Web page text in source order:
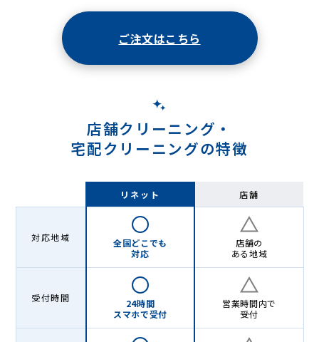
ご注文はこちら
店舗クリーニング・
宅配クリーニングの特徴
リネット 店舗
対応地域
全国どこでも
対応
店舗の
ある地域
受付時間
24時間
スマホで受付
営業時間内で
受付